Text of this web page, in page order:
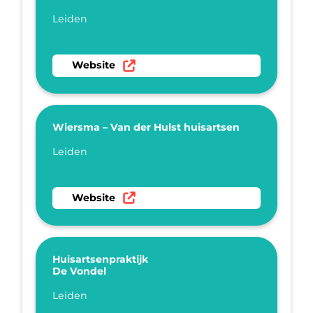
Plaatsnaam
Leiden
Ga naar website Huisartsenpraktijk Boender
Website
Wiersma – Van der Hulst huisartsen
Plaatsnaam
Leiden
Ga naar website Wiersma – Van der Hulst
Website
Huisartsenpraktijk
De Vondel
Plaatsnaam
Leiden